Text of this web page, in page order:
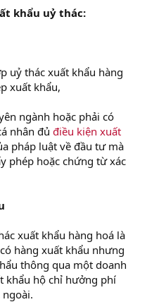
khẩu uỷ thác:
uỷ thác xuất khẩu hàng
xuất khẩu,
ngành hoặc phải có
nhân đủ điều kiện xuất
pháp luật về đầu tư mà
phép hoặc chứng từ xác
xuất khẩu hàng hoá là
hàng xuất khẩu nhưng
thông qua một doanh
khẩu hộ chỉ hưởng phí